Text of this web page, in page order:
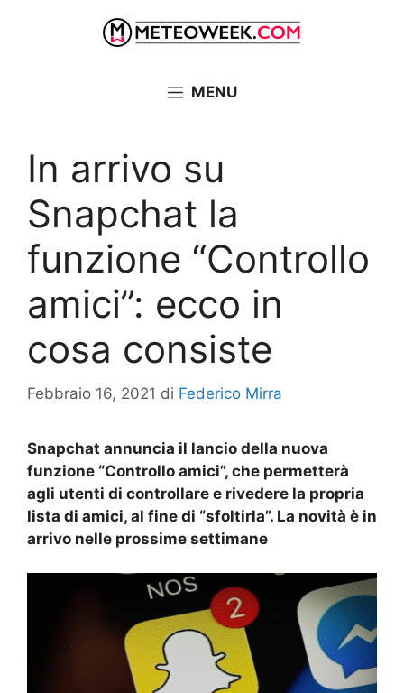
MENU
In arrivo su
Snapchat la
funzione “Controllo
amici”: ecco in
cosa consiste
Febbraio 16, 2021 di Federico Mirra
Snapchat annuncia il lancio della nuova
funzione “Controllo amici”, che permetterà
agli utenti di controllare e rivedere la propria
lista di amici, al fine di “sfoltirla”. La novità è in
arrivo nelle prossime settimane